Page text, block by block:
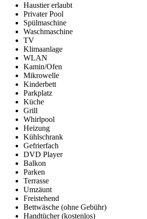
Haustier erlaubt
Privater Pool
Spülmaschine
Waschmaschine
TV
Klimaanlage
WLAN
Kamin/Ofen
Mikrowelle
Kinderbett
Parkplatz
Küche
Grill
Whirlpool
Heizung
Kühlschrank
Gefrierfach
DVD Player
Balkon
Parken
Terrasse
Umzäunt
Freistehend
Bettwäsche (ohne Gebühr)
Handtücher (kostenlos)